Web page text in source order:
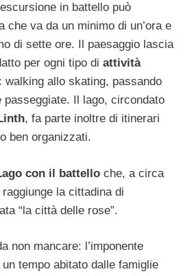
in battello può
che va da un minimo di un’ora e
di sette ore. Il paesaggio lascia
per ogni tipo di attività
walking allo skating, passando
passeggiate. Il lago, circondato
, fa parte inoltre di itinerari
ben organizzati.
con il battello che, a circa
raggiunge la cittadina di
“la città delle rose”.
non mancare: l’imponente
tempo abitato dalle famiglie